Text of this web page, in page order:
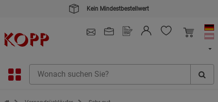
Kein Mindestbestellwert